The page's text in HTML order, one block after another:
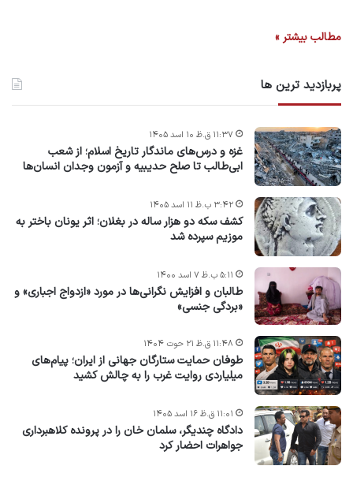
مطالب بیشتر »
پربازدید ترین ها
غزه و درس‌های ماندگار تاریخ اسلام؛ از شعب
ابی‌طالب تا صلح حدیبیه و آزمون وجدان انسان‌ها
۱۱:۳۷ ق.ظ ۱۰ اسد ۱۴۰۵
کشف سکه دو هزار ساله در بغلان؛ اثر یونان باختر به
موزیم سپرده شد
۳:۴۲ ب.ظ ۱۱ اسد ۱۴۰۵
طالبان و افزایش نگرانی‌ها در مورد «ازدواج اجباری» و
«بردگی جنسی»
۵:۱۱ ب.ظ ۷ اسد ۱۴۰۰
طوفان حمایت ستارگان جهانی از ایران؛ پیام‌های
میلیاردی روایت غرب را به چالش کشید
۱۱:۴۸ ق.ظ ۲۱ حوت ۱۴۰۴
دادگاه چندیگر، سلمان خان را در پرونده کلاهبرداری
جواهرات احضار کرد
۱۱:۰۱ ق.ظ ۱۶ اسد ۱۴۰۵